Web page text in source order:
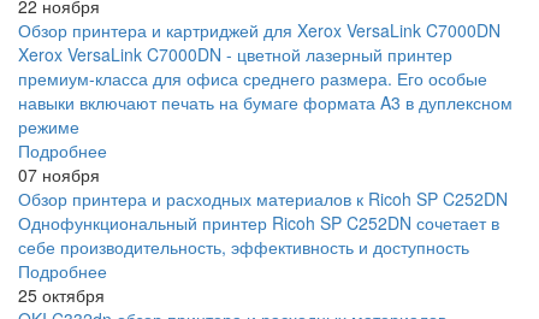
22 ноября
Обзор принтера и картриджей для Xerox VersaLink C7000DN
Xerox VersaLink C7000DN - цветной лазерный принтер
премиум-класса для офиса среднего размера. Его особые
навыки включают печать на бумаге формата A3 в дуплексном
режиме
Подробнее
07 ноября
Обзор принтера и расходных материалов к Ricoh SP C252DN
Однофункциональный принтер Ricoh SP C252DN сочетает в
себе производительность, эффективность и доступность
Подробнее
25 октября